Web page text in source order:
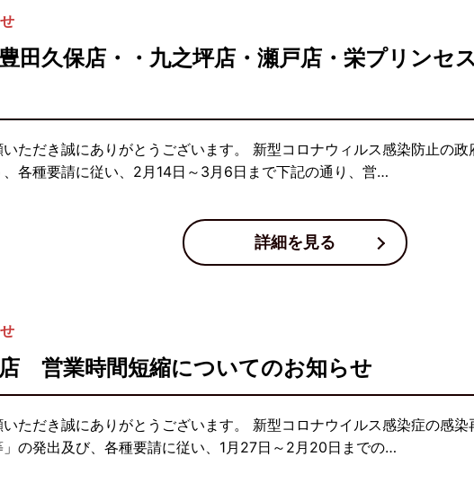
田久保店・・九之坪店・瀬戸店・栄プリンセ
ただき誠にありがとうございます。 新型コロナウィルス感染防止の
各種要請に従い、2月14日～3月6日まで下記の通り、営…
詳細を見る
営業時間短縮についてのお知らせ
ただき誠にありがとうございます。 新型コロナウイルス感染症の感
」の発出及び、各種要請に従い、1月27日～2月20日までの…